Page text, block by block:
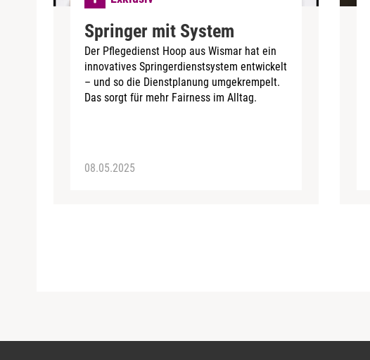
Springer mit System
Der Pflegedienst Hoop aus Wismar hat ein
innovatives Springerdienstsystem entwickelt
– und so die Dienstplanung umgekrempelt.
Das sorgt für mehr Fairness im Alltag.
08.05.2025